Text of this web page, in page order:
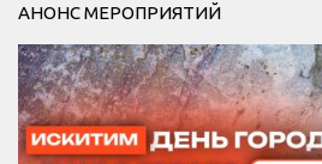
АНОНС МЕРОПРИЯТИЙ